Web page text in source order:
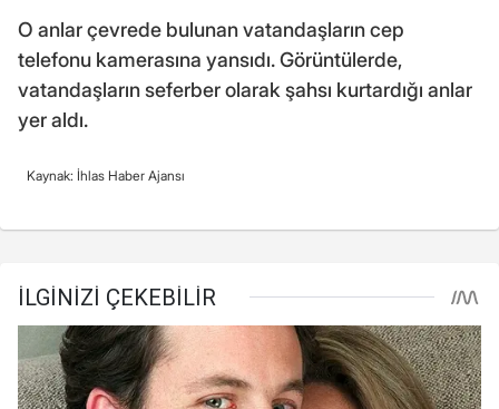
O anlar çevrede bulunan vatandaşların cep
telefonu kamerasına yansıdı. Görüntülerde,
vatandaşların seferber olarak şahsı kurtardığı anlar
yer aldı.
Kaynak: İhlas Haber Ajansı